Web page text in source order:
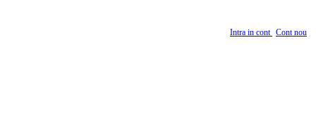
Intra in cont Cont nou